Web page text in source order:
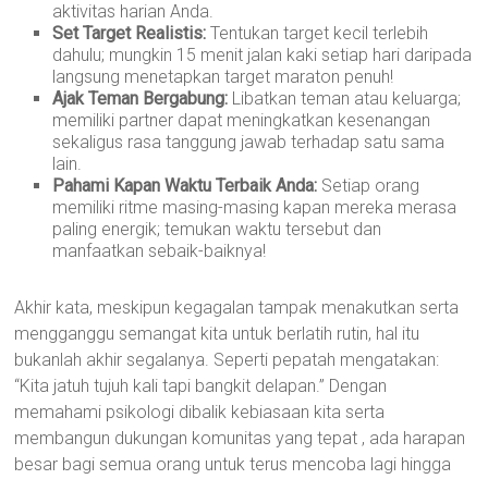
aktivitas harian Anda.
Set Target Realistis: Tentukan target kecil terlebih
dahulu; mungkin 15 menit jalan kaki setiap hari daripada
langsung menetapkan target maraton penuh!
Ajak Teman Bergabung: Libatkan teman atau keluarga;
memiliki partner dapat meningkatkan kesenangan
sekaligus rasa tanggung jawab terhadap satu sama
lain.
Pahami Kapan Waktu Terbaik Anda: Setiap orang
memiliki ritme masing-masing kapan mereka merasa
paling energik; temukan waktu tersebut dan
manfaatkan sebaik-baiknya!
Akhir kata, meskipun kegagalan tampak menakutkan serta
mengganggu semangat kita untuk berlatih rutin, hal itu
bukanlah akhir segalanya. Seperti pepatah mengatakan:
“Kita jatuh tujuh kali tapi bangkit delapan.” Dengan
memahami psikologi dibalik kebiasaan kita serta
membangun dukungan komunitas yang tepat , ada harapan
besar bagi semua orang untuk terus mencoba lagi hingga